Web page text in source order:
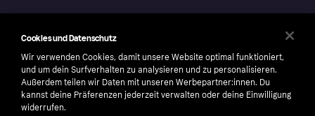
Cookies und Datenschutz
Wir verwenden Cookies, damit unsere Website optimal funktioniert,
und um dein Surfverhalten zu analysieren und zu personalisieren.
Außerdem teilen wir Daten mit unseren Werbepartner:innen. Du
kannst deine Präferenzen jederzeit verwalten oder deine Einwilligung
widerrufen.